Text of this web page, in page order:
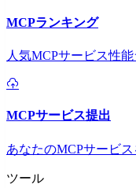
MCPランキング
人気MCPサービス性
MCPサービス提出
あなたのMCPサービ
ツール